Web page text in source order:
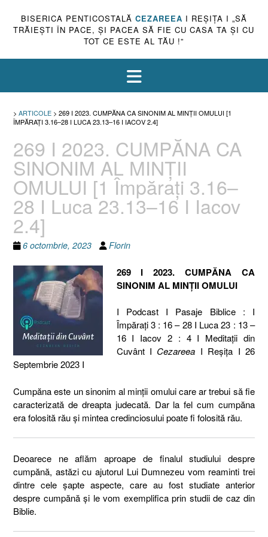
BISERICA PENTICOSTALĂ CEZAREEA I REŞIŢA I „SĂ
TRĂIEŞTI ÎN PACE, ŞI PACEA SĂ FIE CU CASA TA ŞI CU
TOT CE ESTE AL TĂU !”
> ARTICOLE > 269 I 2023. CUMPĂNA CA SINONIM AL MINȚII OMULUI [1
ÎMPĂRAȚI 3.16–28 I LUCA 23.13–16 I IACOV 2.4]
269 I 2023. CUMPĂNA CA
SINONIM AL MINȚII
OMULUI [1 Împărați 3.16–
28 I Luca 23.13–16 I Iacov
2.4]
6 octombrie, 2023 Florin
269 I 2023. CUMPĂNA CA
SINONIM AL MINȚII OMULUI
I Podcast I Pasaje Biblice : I
Împărați 3 : 16 – 28 I Luca 23 : 13 –
16 I Iacov 2 : 4 I Meditaţii din
Cuvânt I Cezareea I Reşiţa I 26
Septembrie 2023 I
Cumpăna este un sinonim al minții omului care ar trebui să fie
caracterizată de dreapta judecată. Dar la fel cum cumpăna
era folosită rău și mintea credinciosului poate fi folosită rău.
Deoarece ne aflăm aproape de finalul studiului despre
cumpănă, astăzi cu ajutorul Lui Dumnezeu vom reaminti trei
dintre cele șapte aspecte, care au fost studiate anterior
despre cumpănă și le vom exemplifica prin studii de caz din
Biblie.